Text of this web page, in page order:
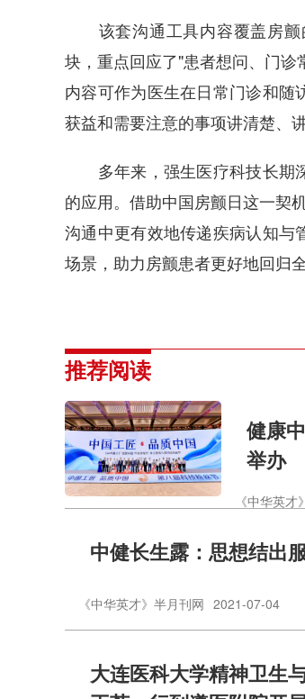
该套沟通工具内容覆盖房颤
块，重点回应了"患者想问、门
内容可作为医生在日常门诊和
获益和需要注意的事项讲清楚、
多年来，强生医疗科技长期
的应用。借助中国房颤日这一契
沟通中更有效地传递疾病认知与
场景，助力房颤患者更好地回归全
推荐阅读
健康
举办
《中华英
中健长生露：思想结出
《中华英才》半月刊网 2021-07-04
大连医科大学精神卫生